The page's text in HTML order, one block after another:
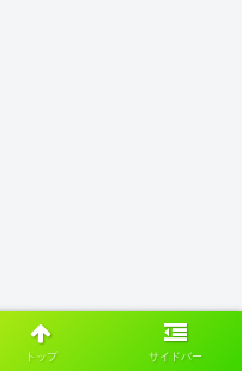
トップ サイドバー